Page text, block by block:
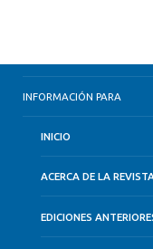
INFORMACIÓN PARA
INICIO
ACERCA DE LA
EDICIONES